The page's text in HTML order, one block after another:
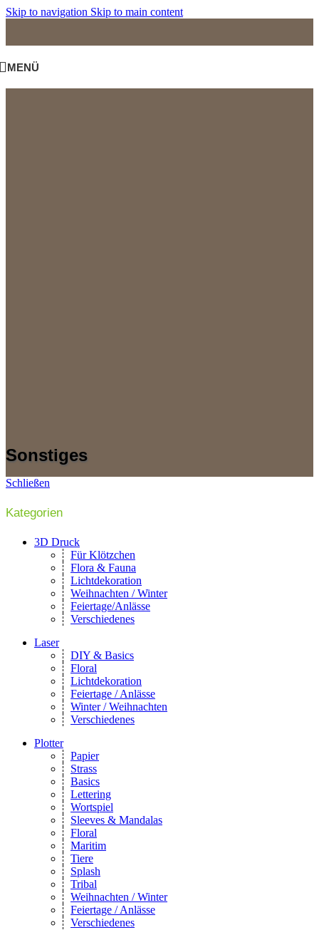
Skip to navigation Skip to main content
MENÜ
Sonstiges
Schließen
Kategorien
3D Druck
Für Klötzchen
Flora & Fauna
Lichtdekoration
Weihnachten / Winter
Feiertage/Anlässe
Verschiedenes
Laser
DIY & Basics
Floral
Lichtdekoration
Feiertage / Anlässe
Winter / Weihnachten
Verschiedenes
Plotter
Papier
Strass
Basics
Lettering
Wortspiel
Sleeves & Mandalas
Floral
Maritim
Tiere
Splash
Tribal
Weihnachten / Winter
Feiertage / Anlässe
Verschiedenes